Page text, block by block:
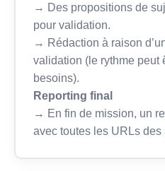
→ Des propositions de
pour validation.
→ Rédaction à raison
validation (le rythme peut
besoins).
Reporting final
→ En fin de mission, un
avec toutes les URLs des